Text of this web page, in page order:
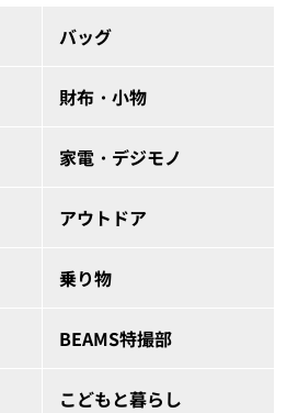
バッグ
財布・小物
家電・デジモノ
アウトドア
乗り物
BEAMS特撮部
こどもと暮らし